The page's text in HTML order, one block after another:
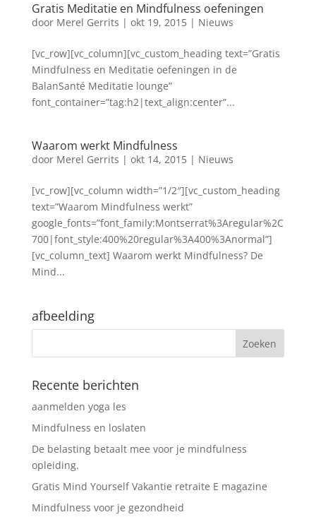
Gratis Meditatie en Mindfulness oefeningen
door Merel Gerrits | okt 19, 2015| Nieuws
[vc_row][vc_column][vc_custom_heading text=”Gratis
Mindfulness en Meditatie oefeningen in de
BalanSanté Meditatie lounge”
font_container=”tag:h2|text_align:center”...
Waarom werkt Mindfulness
door Merel Gerrits | okt 14, 2015| Nieuws
[vc_row][vc_column width=”1/2″][vc_custom_heading
text=”Waarom Mindfulness werkt”
google_fonts=”font_family:Montserrat%3Aregular%2C
700|font_style:400%20regular%3A400%3Anormal”]
[vc_column_text] Waarom werkt Mindfulness? De
Mind...
afbeelding
Recente berichten
aanmelden yoga les
Mindfulness en loslaten
De belasting betaalt mee voor je mindfulness
opleiding.
Gratis Mind Yourself Vakantie retraite E magazine
Mindfulness voor je gezondheid